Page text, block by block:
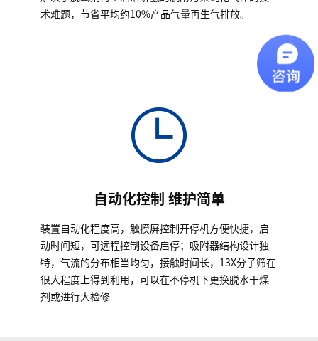
术难题，节省平均约10%产品气量再生气排放。
自动化控制 维护简单
装置自动化程度高，触摸屏控制开停机方便快捷，启
动时间短，可远程控制设备启停；吸附器结构设计独
特，气流的分布相当均匀，接触时间长，13X分子筛在
很大程度上得到利用，可以在不停机下更换脱水干燥
剂或进行大检修